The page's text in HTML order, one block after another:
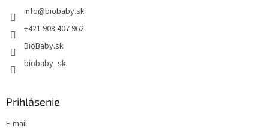
info@biobaby.sk
+421 903 407 962
BioBaby.sk
biobaby_sk
Prihlásenie
E-mail